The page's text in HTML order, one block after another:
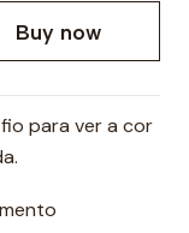
Buy now
para ver a cor